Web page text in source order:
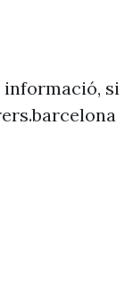
informació, si